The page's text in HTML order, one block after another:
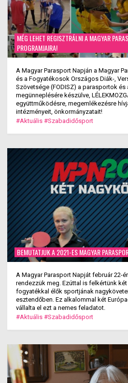
MÉG LEHET REGISZTRÁLNI A MAGYAR
PROGRAMJAIRA!
A Magyar Parasport Napján a Magyar
és a Fogyatékosok Országos Diák-,
Szövetsége (FODISZ) a parasportok
megünneplésére készülve,
együttműködésre, megemlékezésre
intézményeit, önkormányzatait!
#Aktuális #Szabadidősport
BEMUTATJUK A 2021-ES MAGYAR
A Magyar Parasport Napját február 22-
rendezzük meg. Ezúttal is felkértünk
fogyatékkal élők sportjának
esztendőben. Ez alkalommal két
vállalta el ezt a nemes feladatot.
#Aktuális #Szabadidősport